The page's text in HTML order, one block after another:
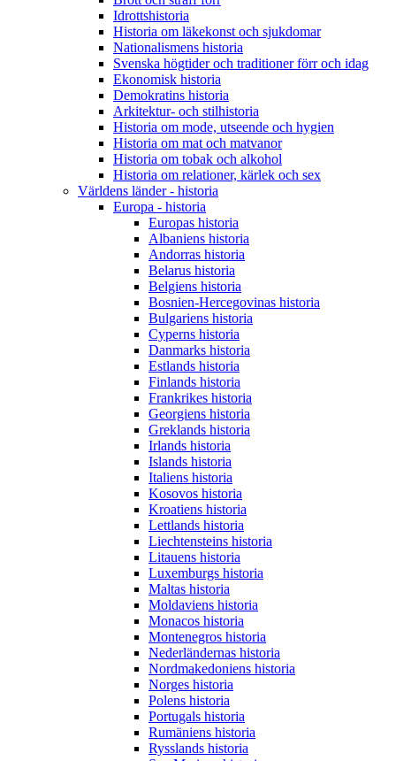
Idrottshistoria
Historia om läkekonst och sjukdomar
Nationalismens historia
Svenska högtider och traditioner förr och idag
Ekonomisk historia
Demokratins historia
Arkitektur- och stilhistoria
Historia om mode, utseende och hygien
Historia om mat och matvanor
Historia om tobak och alkohol
Historia om relationer, kärlek och sex
Världens länder - historia
Europa - historia
Europas historia
Albaniens historia
Andorras historia
Belarus historia
Belgiens historia
Bosnien-Hercegovinas historia
Bulgariens historia
Cyperns historia
Danmarks historia
Estlands historia
Finlands historia
Frankrikes historia
Georgiens historia
Greklands historia
Irlands historia
Islands historia
Italiens historia
Kosovos historia
Kroatiens historia
Lettlands historia
Liechtensteins historia
Litauens historia
Luxemburgs historia
Maltas historia
Moldaviens historia
Monacos historia
Montenegros historia
Nederländernas historia
Nordmakedoniens historia
Norges historia
Polens historia
Portugals historia
Rumäniens historia
Rysslands historia